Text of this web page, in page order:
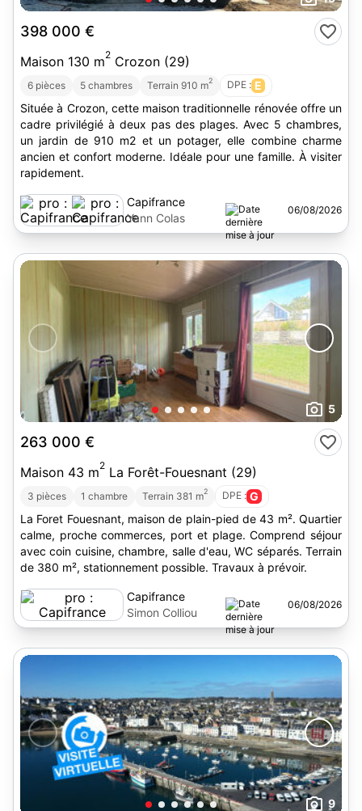
398 000 €
Maison 130 m2 Crozon (29)
6 pièces 5 chambres Terrain 910 m2 DPE : E
Située à Crozon, cette maison traditionnelle rénovée offre un
cadre privilégié à deux pas des plages. Avec 5 chambres,
un jardin de 910 m2 et un potager, elle combine charme
ancien et confort moderne. Idéale pour une famille. À visiter
rapidement.
Capifrance
Yann Colas
06/08/2026
5
263 000 €
Maison 43 m2 La Forêt-Fouesnant (29)
3 pièces 1 chambre Terrain 381 m2 DPE : G
La Foret Fouesnant, maison de plain-pied de 43 m². Quartier
calme, proche commerces, port et plage. Comprend séjour
avec coin cuisine, chambre, salle d'eau, WC séparés. Terrain
de 380 m², stationnement possible. Travaux à prévoir.
Capifrance
Simon Colliou
06/08/2026
9